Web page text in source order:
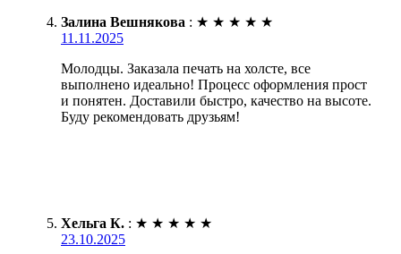
Залина Вешнякова : ★ ★ ★ ★ ★
11.11.2025
Молодцы. Заказала печать на холсте, все
выполнено идеально! Процесс оформления прост
и понятен. Доставили быстро, качество на высоте.
Буду рекомендовать друзьям!
Хельга К. : ★ ★ ★ ★ ★
23.10.2025